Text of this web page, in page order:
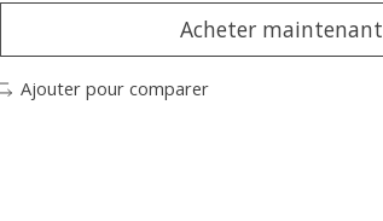
Acheter maintenant
Ajouter pour comparer